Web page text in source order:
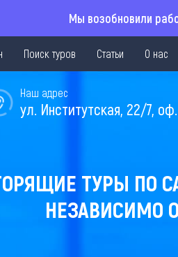
Мы возобновили
Поиск туров Статьи О нас
Наш адрес
ул. Институтская, 22/7,
ТУРЫ ПО
НЕЗАВИСИМО